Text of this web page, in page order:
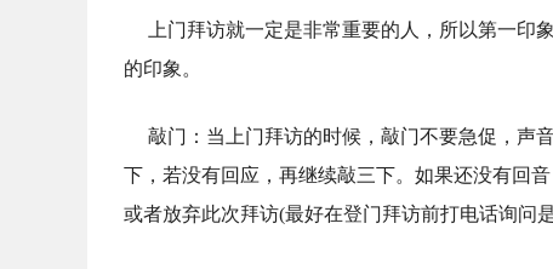
上门拜访就一定是非常重要的人，所以第一印
的印象。
敲门：当上门拜访的时候，敲门不要急促，声
下，若没有回应，再继续敲三下。如果还没有回
或者放弃此次拜访(最好在登门拜访前打电话询问